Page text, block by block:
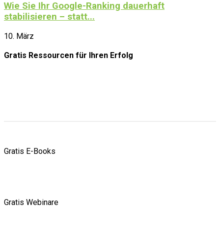
Wie Sie Ihr Google-Ranking dauerhaft
stabilisieren – statt...
10. März
Gratis Ressourcen für Ihren Erfolg
Gratis E-Books
Gratis Webinare